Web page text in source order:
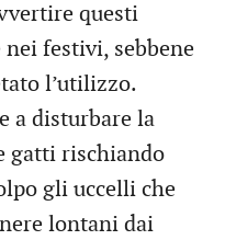
questi
festivi, sebbene
l’utilizzo.
a disturbare la
gatti rischiando
gli uccelli che
lontani dai